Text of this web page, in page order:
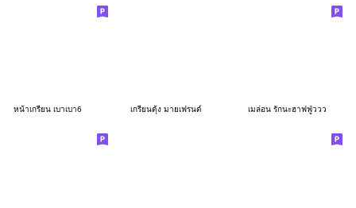
หน้าเกรียน เบาเบา6 เกรียนดุ้ง มายเฟรนด์ เมล่อน รักนะฮาฟฟู่ววว